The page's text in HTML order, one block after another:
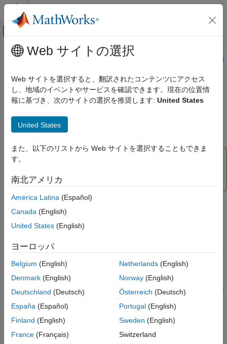
コンテンツへスキップ
オフキャンバス ナビゲーション メ
ドキュメンテーションのホーム
自動車
Vehicle Network Toolbox
MDFファイル
read
項目一覧
説明
例
入力引数
名前と値の引数
バージョン履歴
メインコンテンツ
このページは機械翻訳を使用して翻訳されました。最新版の英語
read
(非推奨) MDF ファイルからチャネルデータを読み取る
ださい。
構文
data = read(mdfObj)
data = read(mdfObj,chanGroupIndex)
data = read(mdfObj,chanGroupIndex,chanName,startPosition)
data =
read(mdfObj,chanGroupIndex,chanName,startPosition,endPosit
data = read(
___
[data,time] = read(
,OutputFormat="Vector")
説明
Web サイトの選択
Web サイトを選択すると、翻訳されたコンテンツにアクセス
し、地域のイベントやサービスを確認できます。現在の位置情
報に基づき、次のサイトの選択を推奨します: United States
United States
また、以下のリストから Web サイトを選択することもできま
す。
南北アメリカ
América Latina (Español)
Canada (English)
United States (English)
ヨーロッパ
Belgium (English)
Denmark (English)
Deutschland (Deutsch)
España (Español)
Finland (English)
France (Français)
Netherlands(English)
Norway(English)
Österreich (Deutsch)
Portugal(English)
Sweden (English)
Switzerland